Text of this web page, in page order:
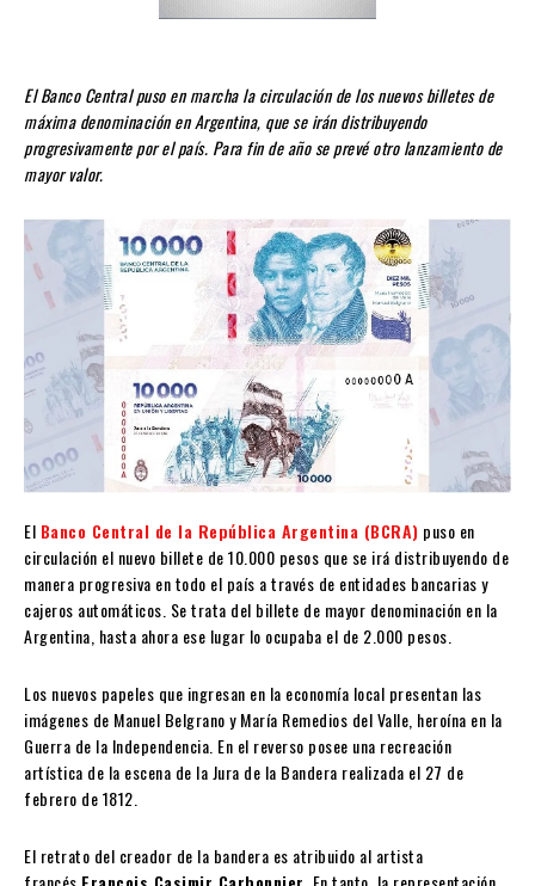
El Banco Central puso en marcha la circulación de los nuevos billetes de
máxima denominación en Argentina, que se irán distribuyendo
progresivamente por el país. Para fin de año se prevé otro lanzamiento de
mayor valor.
El Banco Central de la República Argentina (BCRA) puso en
circulación el nuevo billete de 10.000 pesos que se irá distribuyendo de
manera progresiva en todo el país a través de entidades bancarias y
cajeros automáticos. Se trata del billete de mayor denominación en la
Argentina, hasta ahora ese lugar lo ocupaba el de 2.000 pesos.
Los nuevos papeles que ingresan en la economía local presentan las
imágenes de Manuel Belgrano y María Remedios del Valle, heroína en la
Guerra de la Independencia. En el reverso posee una recreación
artística de la escena de la Jura de la Bandera realizada el 27 de
febrero de 1812.
El retrato del creador de la bandera es atribuido al artista